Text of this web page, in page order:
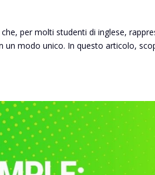
per molti studenti di inglese,
un modo unico. In questo articolo,